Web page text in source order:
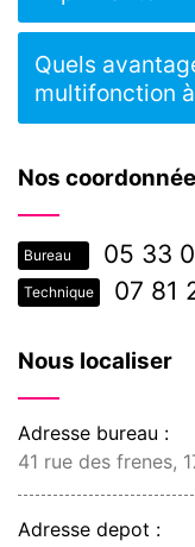
Nos
Bureau 05 33
Technique 07 81
Nous localiser
Adresse bureau :
41 rue des frenes,
Adresse depot :
Quels
multifonction